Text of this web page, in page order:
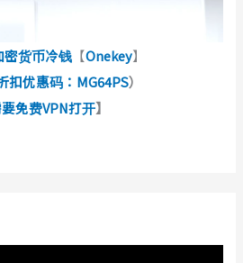
货币冷钱 【Onekey】
扣优惠码：MG64PS）
免费VPN打开】